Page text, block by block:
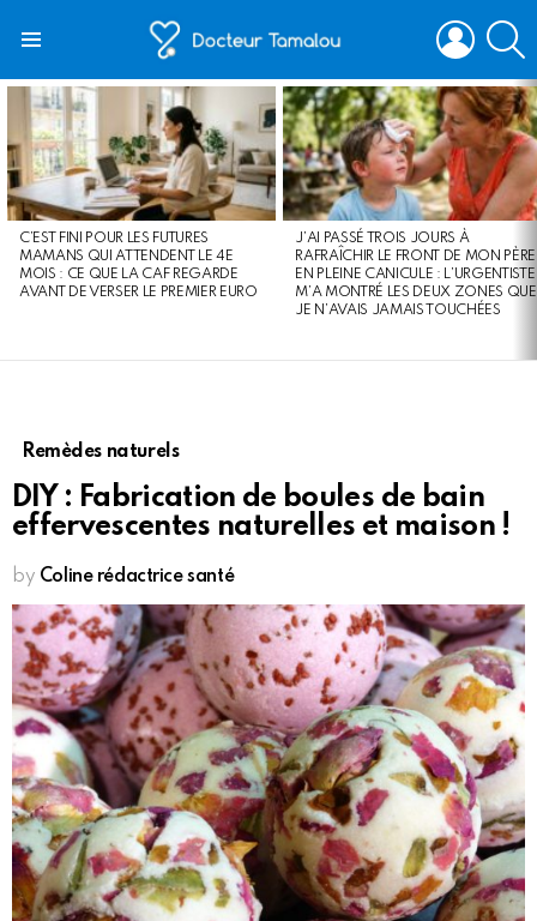
LOGIN
LATEST
STORIES
C’EST FINI POUR LES FUTURES
MAMANS QUI ATTENDENT LE 4E
MOIS : CE QUE LA CAF REGARDE
AVANT DE VERSER LE PREMIER EURO
J’AI PASSÉ TROIS JOURS À
RAFRAÎCHIR LE FRONT DE MON PÈRE
EN PLEINE CANICULE : L’URGENTISTE
M’A MONTRÉ LES DEUX ZONES QUE
JE N’AVAIS JAMAIS TOUCHÉES
Remèdes naturels
DIY : Fabrication de boules de bain
effervescentes naturelles et maison !
by Coline rédactrice santé